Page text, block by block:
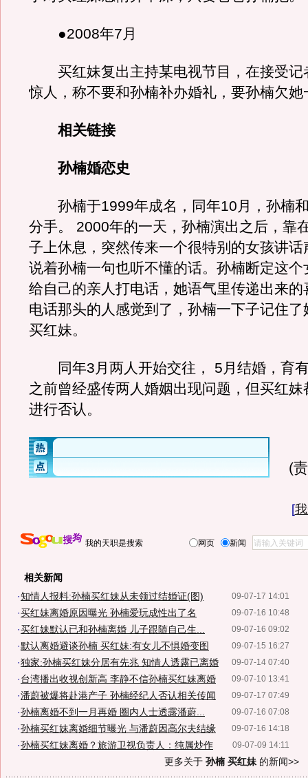
●2008年7月
买红妹复出主持某电视节目，在接受记
惊人，称不要和孙楠补办婚礼，要孙楠欠她
相关链接
孙楠婚恋史
孙楠于1999年成名，同年10月，孙楠
分手。 2000年的一天，孙楠演出之后，靠
子上休息，突然传来一个很特别的女孩讲话
说着孙楠一句也听不懂的话。孙楠断定这个
给自己的亲人打电话，她语气里传递出来的
电话那头的人感觉到了，孙楠一下子记住
买红妹。
同年3月两人开始交往， 5月结婚，育
之前曾经盛传两人婚姻出现问题，但买红
进行否认。
(
[
我的天职是搜索 网页 新闻
相关新闻
09-07-17 14:01
·知情人报料:孙楠买红妹从未领过结婚证(图)
09-07-16 10:48
·买红妹离婚原因曝光 孙楠爱玩成性出了名
09-07-16 09:02
·买红妹默认已和孙楠离婚 儿子跟随自己生...
09-07-15 16:27
·默认离婚避谈孙楠 买红妹:有女儿不惧婚变图
09-07-14 07:40
·独家:孙楠买红妹分居有先兆 知情人透露已离婚
09-07-10 13:41
·台湾播出收视创新高 李静不信孙楠买红妹离婚
09-07-17 07:49
·潘蔚被爆将赴港产子 孙楠经纪人否认相关传闻
09-07-16 07:08
·孙楠离婚不到一月再婚 圈内人士透露潘蔚...
09-07-16 14:18
·孙楠买红妹离婚细节曝光 与潘蔚因高尔夫结缘
09-07-09 14:11
·孙楠买红妹离婚？旅游卫视负责人：纯属炒作
更多关于 孙楠 买红妹 的新闻>>